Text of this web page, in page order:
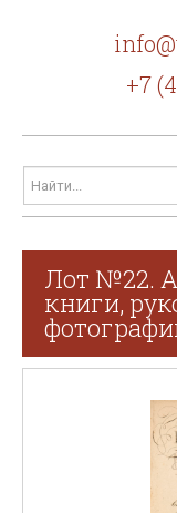
+7
Лот №22.
книги,